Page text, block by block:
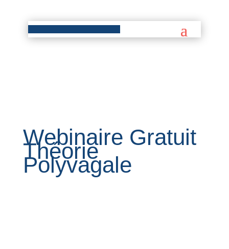
Webinaire Gratuit
Théorie
Polyvagale